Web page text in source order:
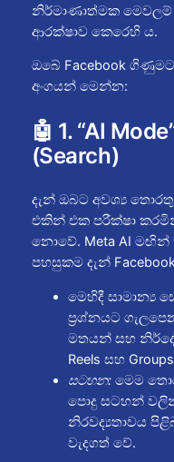
නිර්මාණාත්මක
ආරක්ෂාව කෙරෙහි ය.
ඔබේ Facebook
අංගයන් මෙන්න:
🤖 1. “AI
(Search)
දැන් ඔබට අවශ්‍ය
එකින් එක පරීක්ෂා
නොවේ. Meta AI මඟින්
පහසුකම දැන්
මෙහිදී සාමාන්‍ය
ප්‍රශ්නයට
මතයන් සහ
Reels සහ
සටහන:මෙම
පොදු සටහන්
නිරවද්‍යතාවය
වැදගත් වේ.